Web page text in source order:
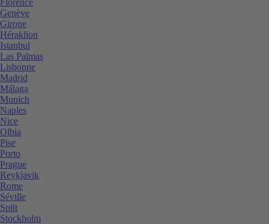
Genève
Girone
Héraklion
Istanbul
Las Palmas
Lisbonne
Madrid
Málaga
Munich
Naples
Nice
Olbia
Pise
Porto
Prague
Reykjavik
Rome
Séville
Split
Stockholm